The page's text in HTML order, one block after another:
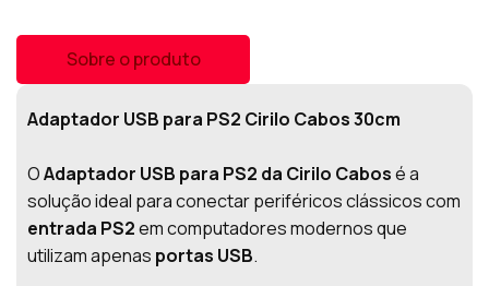
Sobre o produto
Adaptador USB para PS2 Cirilo Cabos 30cm
OAdaptador USB para PS2 da Cirilo Cabosé a
solução ideal para conectar periféricos clássicos com
entrada PS2em computadores modernos que
utilizam apenas portas USB.